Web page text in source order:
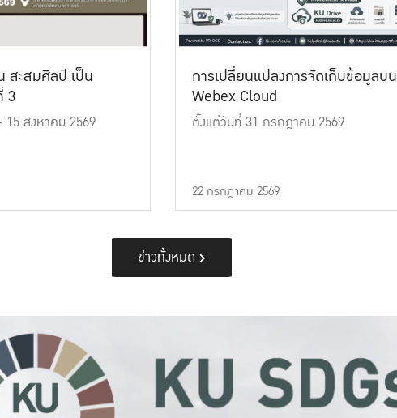
สะสมศิลป์ เป็น
3
15 สิงหาคม 2569
การเปลี่ยนแปลงการจัดเก็บข้อมูลบน
Webex Cloud
ตั้งแต่วันที่ 31 กรกฎาคม 2569
22 กรกฎาคม 2569
ข่าวทั้งหมด